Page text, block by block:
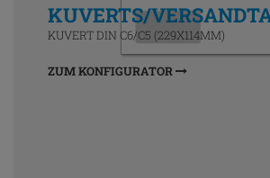
KUVERTS/
KUVERT DIN C6/C5 (229X114MM)
ZUM KONFIGURATOR